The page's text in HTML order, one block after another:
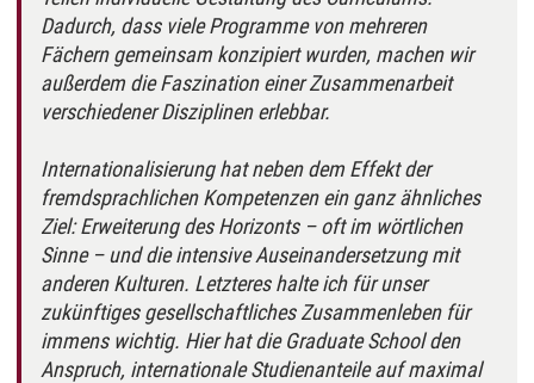
Dadurch, dass viele Programme von mehreren
Fächern gemeinsam konzipiert wurden, machen wir
außerdem die Faszination einer Zusammenarbeit
verschiedener Disziplinen erlebbar.
Internationalisierung hat neben dem Effekt der
fremdsprachlichen Kompetenzen ein ganz ähnliches
Ziel: Erweiterung des Horizonts – oft im wörtlichen
Sinne – und die intensive Auseinandersetzung mit
anderen Kulturen. Letzteres halte ich für unser
zukünftiges gesellschaftliches Zusammenleben für
immens wichtig. Hier hat die Graduate School den
Anspruch, internationale Studienanteile auf maximal